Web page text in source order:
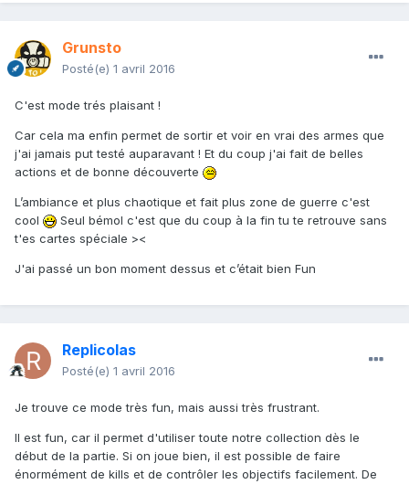
Grunsto
Posté(e) 1 avril 2016
C'est mode trés plaisant !
Car cela ma enfin permet de sortir et voir en vrai des armes que
j'ai jamais put testé auparavant ! Et du coup j'ai fait de belles
actions et de bonne découverte
L’ambiance et plus chaotique et fait plus zone de guerre c'est
cool
Seul bémol c'est que du coup à la fin tu te retrouve sans
t'es cartes spéciale ><
J'ai passé un bon moment dessus et c’était bien Fun
Replicolas
Posté(e) 1 avril 2016
Je trouve ce mode très fun, mais aussi très frustrant.
Il est fun, car il permet d'utiliser toute notre collection dès le
début de la partie. Si on joue bien, il est possible de faire
énormément de kills et de contrôler les objectifs facilement. De